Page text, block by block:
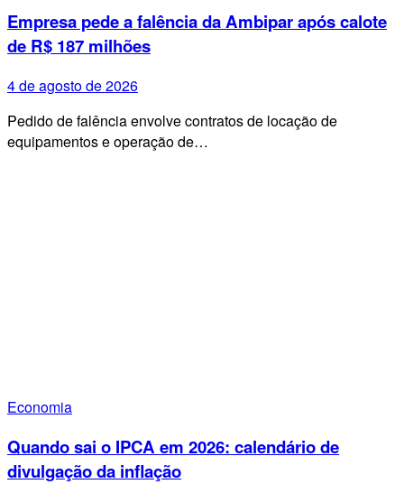
Empresa pede a falência da Ambipar após calote
de R$ 187 milhões
4 de agosto de 2026
Pedido de falência envolve contratos de locação de
equipamentos e operação de…
Economia
Quando sai o IPCA em 2026: calendário de
divulgação da inflação